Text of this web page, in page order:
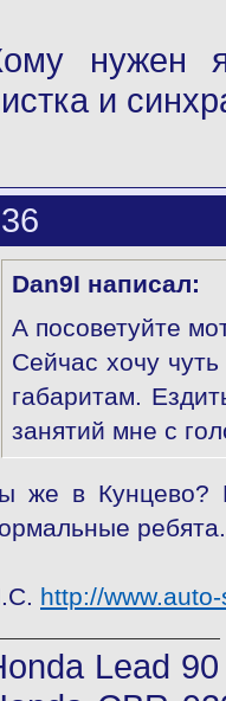
нужен
и
Dan9I написал:
А посоветуйте
Сейчас хочу
габаритам.
занятий мне с
же в Кунцево?
http://
Lead